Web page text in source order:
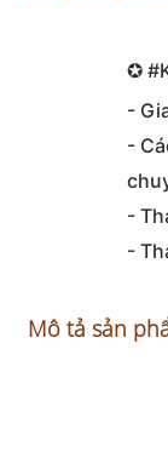
✪
-
-
-
-
Mô tả sản